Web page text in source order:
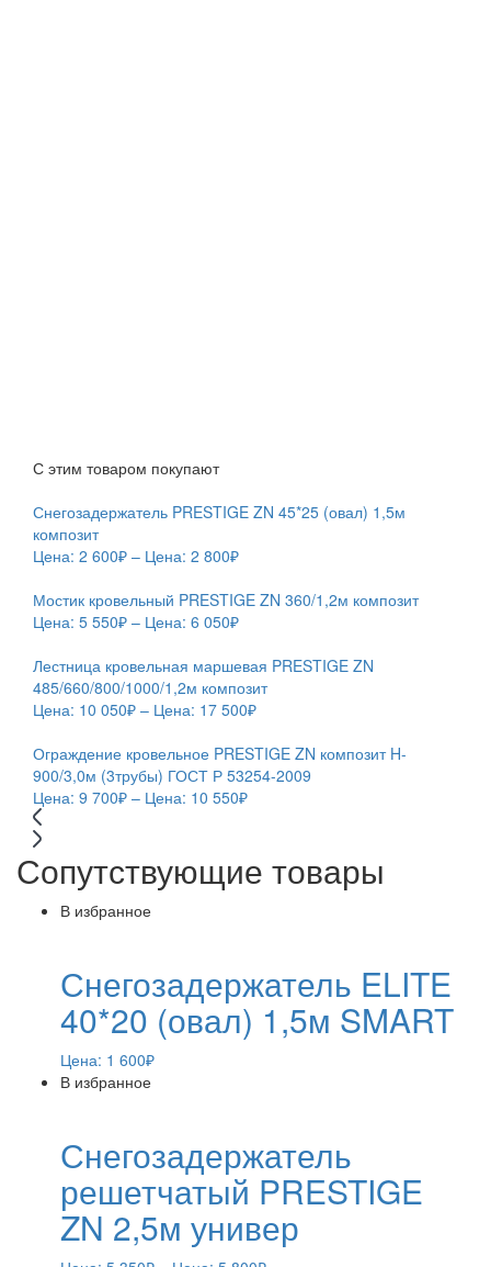
С этим товаром покупают
Снегозадержатель PRESTIGE ZN 45*25 (овал) 1,5м
композит
Цена: 2 600₽ – Цена: 2 800₽
Мостик кровельный PRESTIGE ZN 360/1,2м композит
Цена: 5 550₽ – Цена: 6 050₽
Лестница кровельная маршевая PRESTIGE ZN
485/660/800/1000/1,2м композит
Цена: 10 050₽ – Цена: 17 500₽
Ограждение кровельное PRESTIGE ZN композит H-
900/3,0м (3трубы) ГОСТ Р 53254-2009
Цена: 9 700₽ – Цена: 10 550₽
Сопутствующие товары
В избранное
Снегозадержатель ELITE
40*20 (овал) 1,5м SMART
Цена: 1 600₽
В избранное
Снегозадержатель
решетчатый PRESTIGE
ZN 2,5м универ